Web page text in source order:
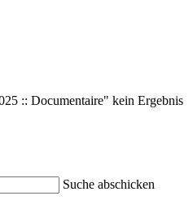
:: Documentaire" kein Ergebnis
Suche abschicken